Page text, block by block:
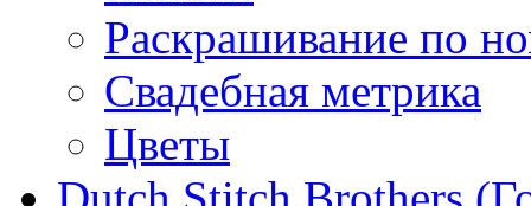
Раскрашивание по
Свадебная метрика
Цветы